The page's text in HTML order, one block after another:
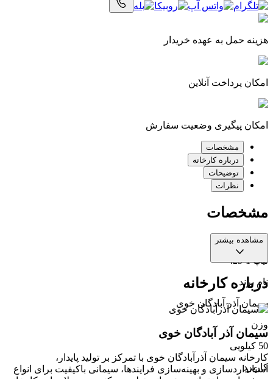
هزینه حمل به‌ عهده خریدار
امکان پرداخت آنلاین
امکان پیگیری وضعیت سفارش
مشخصات
درباره کارخانه
توضیحات
نظرات
مشخصات
نوع
تیپ 1-425
نام برند
سیمان آذر آبادگان خوی
وزن
50 کیلویی
کاربرد
مشاهده بیشتر
درباره کارخانه
سیمان آذر آبادگان خوی
کارخانه سیمان آذرآبادگان خوی با تمرکز بر تولید پایدار،
استانداردسازی و بهینه‌سازی فرایندها، سیمانی باکیفیت برای انواع